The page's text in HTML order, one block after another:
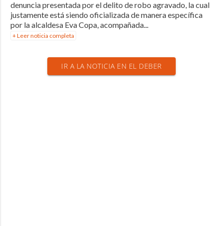
denuncia presentada por el delito de robo agravado, la cual
justamente está siendo oficializada de manera específica
por la alcaldesa Eva Copa, acompañada...
+ Leer noticia completa
IR A LA NOTICIA EN EL DEBER